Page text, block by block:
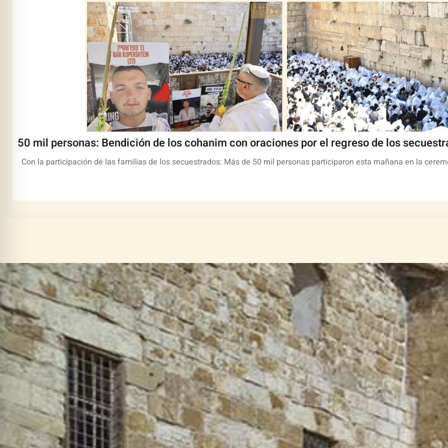
50 mil personas: Bendición de los cohanim con oraciones por el regreso de los
Con la participación de las familias de los secuestrados: Más de 50 mil personas participaron esta mañana en la